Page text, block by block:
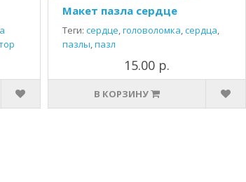
Макет пазла сердце
Теги: сердце,головоломка,сердца,
пазлы,пазл
15.00 р.
В КОРЗИНУ